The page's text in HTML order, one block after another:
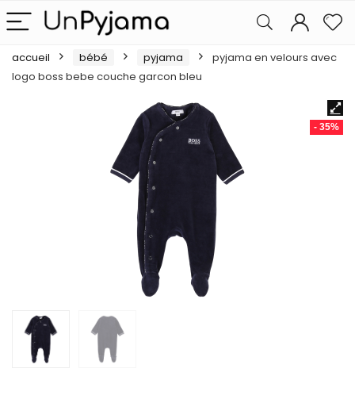
accueil bébé pyjama
pyjama en velours avec
logo boss bebe couche garcon bleu
- 35%